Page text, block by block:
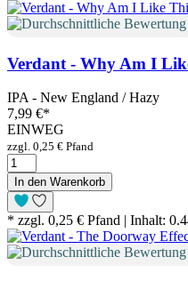
Verdant - Why Am I
IPA - New England / Hazy
7,99 €*
EINWEG
zzgl. 0,25 € Pfand
In den Warenkorb
* zzgl. 0,25 € Pfand | Inhalt: